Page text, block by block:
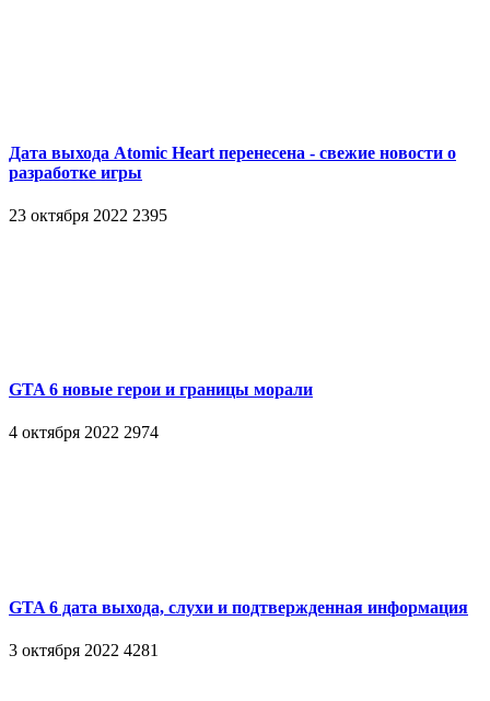
Дата выхода Atomic Heart перенесена - свежие новости о
разработке игры
23 октября 2022 2395
GTA 6 новые герои и границы морали
4 октября 2022 2974
GTA 6 дата выхода, слухи и подтвержденная информация
3 октября 2022 4281